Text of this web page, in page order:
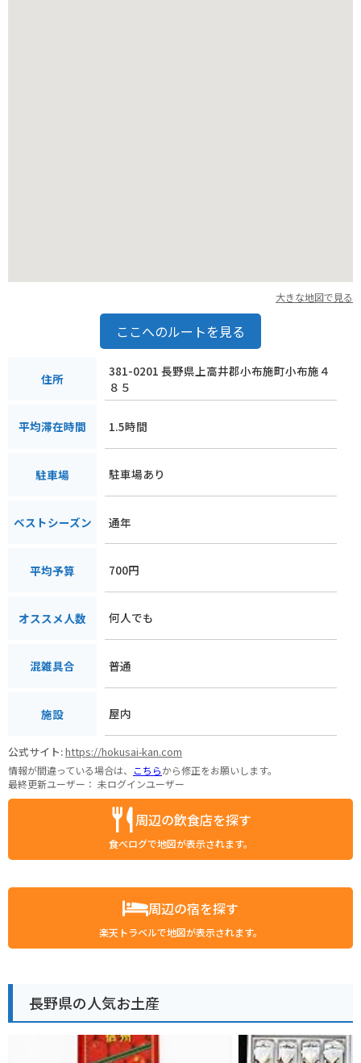
大きな地図で見る
ここへのルートを見る
住所
381-0201 長野県上高井郡小布施町小布施４
８５
平均滞在時間 1.5時間
駐車場 駐車場あり
ベストシーズン 通年
平均予算 700円
オススメ人数 何人でも
混雑具合 普通
施設 屋内
公式サイト:https://hokusai-kan.com
情報が間違っている場合は、 こちらから修正をお願いします。
最終更新ユーザー： 未ログインユーザー
周辺の飲食店を探す
食べログで地図が表示されます。
周辺の宿を探す
楽天トラベルで地図が表示されます。
長野県の人気お土産